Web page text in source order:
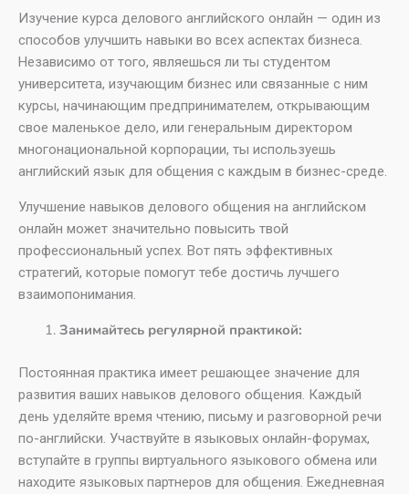
Изучение курса делового английского онлайн — один из
способов улучшить навыки во всех аспектах бизнеса.
Независимо от того, являешься ли ты студентом
университета, изучающим бизнес или связанные с ним
курсы, начинающим предпринимателем, открывающим
свое маленькое дело, или генеральным директором
многонациональной корпорации, ты используешь
английский язык для общения с каждым в бизнес-среде.
Улучшение навыков делового общения на английском
онлайн может значительно повысить твой
профессиональный успех. Вот пять эффективных
стратегий, которые помогут тебе достичь лучшего
взаимопонимания.
Занимайтесь регулярной практикой:
Постоянная практика имеет решающее значение для
развития ваших навыков делового общения. Каждый
день уделяйте время чтению, письму и разговорной речи
по-английски. Участвуйте в языковых онлайн-форумах,
вступайте в группы виртуального языкового обмена или
находите языковых партнеров для общения. Ежедневная